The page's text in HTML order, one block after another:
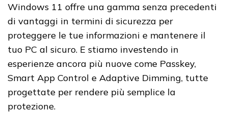
Windows 11 offre una gamma senza precedenti
di vantaggi in termini di sicurezza per
proteggere le tue informazioni e mantenere il
tuo PC al sicuro. E stiamo investendo in
esperienze ancora più nuove come Passkey,
Smart App Control e Adaptive Dimming, tutte
progettate per rendere più semplice la
protezione.